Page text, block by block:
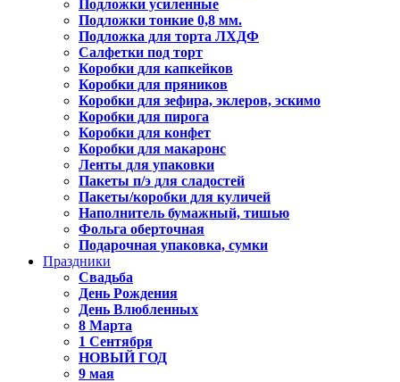
Подложки усиленные
Подложки тонкие 0,8 мм.
Подложка для торта ЛХДФ
Салфетки под торт
Коробки для капкейков
Коробки для пряников
Коробки для зефира, эклеров, эскимо
Коробки для пирога
Коробки для конфет
Коробки для макаронс
Ленты для упаковки
Пакеты п/э для сладостей
Пакеты/коробки для куличей
Наполнитель бумажный, тишью
Фольга оберточная
Подарочная упаковка, сумки
Праздники
Свадьба
День Рождения
День Влюбленных
8 Марта
1 Сентября
НОВЫЙ ГОД
9 мая